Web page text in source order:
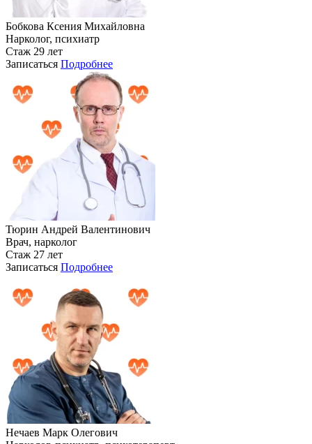
Бобкова Ксения Михайловна
Нарколог, психиатр
Стаж 29 лет
Записаться Подробнее
Тюрин Андрей Валентинович
Врач, нарколог
Стаж 27 лет
Записаться Подробнее
Нечаев Марк Олегович